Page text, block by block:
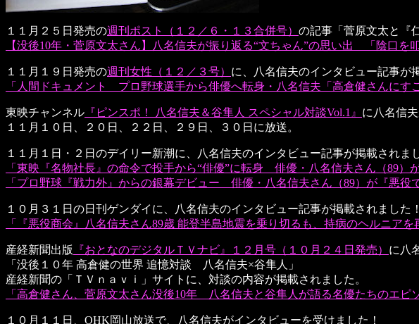
１１月２５日発売の週刊ポスト（１２／６・１３合併号） の記事「菅原文太と『
【没後10年・菅原文太さん】八名信夫が振り返る“文ちゃん”の思い出 「陰口を
１１月１９日発売の週刊女性（１２／３号） に、八名信夫のインタビュー記事が
「人間ドキュメント プロ野球選手から俳優へ転身・八名信夫「高倉健さんにす
東映チャンネル 『ピンスポ！ 八名信夫＆谷隼人 スペシャル対談Vol.1』 に八名信
１１月１０日、２０日、２２日、２９日、３０日に放送。
１１月１日・２日のデイリー新潮に、八名信夫のインタビュー記事が掲載されま
「東映『名物社長』の命令で投手から“俳優”に転身 俳優・八名信夫さん（89）
「プロ野球『戦力外』からの銀幕デビュー 俳優・八名信夫さん（89）が『悪役
１０月３１日の日刊ゲンダイに、八名信夫のインタビュー記事が掲載されまし
「『悪役商会』八名信夫さん89歳 能登半島地震を乗り切るも、持病のヘルニアを
産経新聞出版 『おとなのデジタルＴＶナビ』１２月号（１０月２４日発売） に八
「没後１０年 高倉健の世界 追憶対談 八名信夫×谷隼人」
産経新聞の「ＴＶｎａｖｉ」サイトに、対談の内容が掲載されました。
「高倉健さん、菅原文太さん没後10年 八名信夫と谷隼人が語る名優たちのエピ
１０月１１日、OHK岡山放送で、八名信夫がインタビューを受けました！